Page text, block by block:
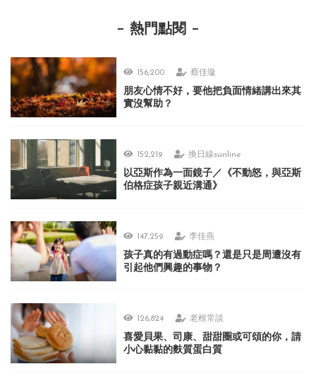
熱門點閱
156,200 蔡佳璇
朋友心情不好，要他把負面情緒講出來其
實沒幫助？
152,219 換日線sunline
以亞斯作為一面鏡子／《不動怒，與亞斯
伯格症孩子親近溝通》
147,259 李佳燕
孩子真的有過動症嗎？還是只是周遭沒有
引起他們興趣的事物？
126,824 老根常談
喜愛貝果、司康、甜甜圈或可頌的你，請
小心黏黏的麩質蛋白質